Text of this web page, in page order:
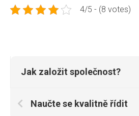
4/5 - (8 votes)
Jak založit společnost?
Naučte se kvalitně řídit